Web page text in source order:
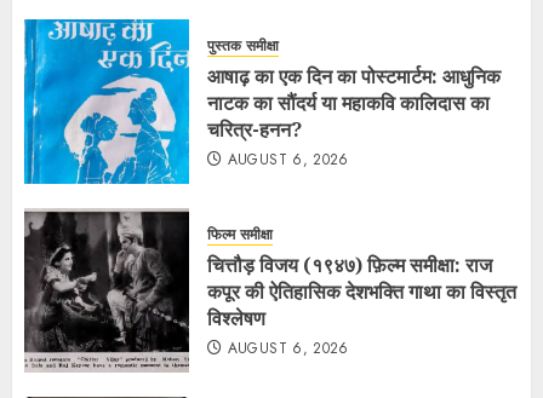
पुस्तक समीक्षा
आषाढ़ का एक दिन का पोस्टमार्टम: आधुनिक
नाटक का सौंदर्य या महाकवि कालिदास का
चरित्र-हनन?
AUGUST 6, 2026
फिल्म समीक्षा
चित्तौड़ विजय (१९४७) फ़िल्म समीक्षा: राज
कपूर की ऐतिहासिक देशभक्ति गाथा का विस्तृत
विश्लेषण
AUGUST 6, 2026